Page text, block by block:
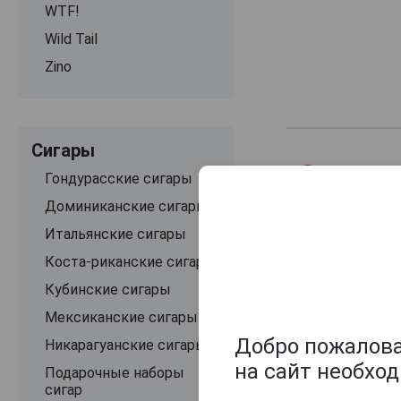
WTF!
Wild Tail
Zino
Сигары
Гондурасские сигары
Доминиканские сигары
Итальянские сигары
Коста-риканские сигары
Кубинские сигары
Мексиканские сигары
Никарагуанские сигары
Подарочные наборы
сигар
Добро
на сайт